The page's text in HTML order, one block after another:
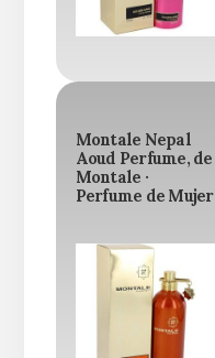
Montale Nepal
Aoud Perfume, de
Montale ·
Perfume de Mujer